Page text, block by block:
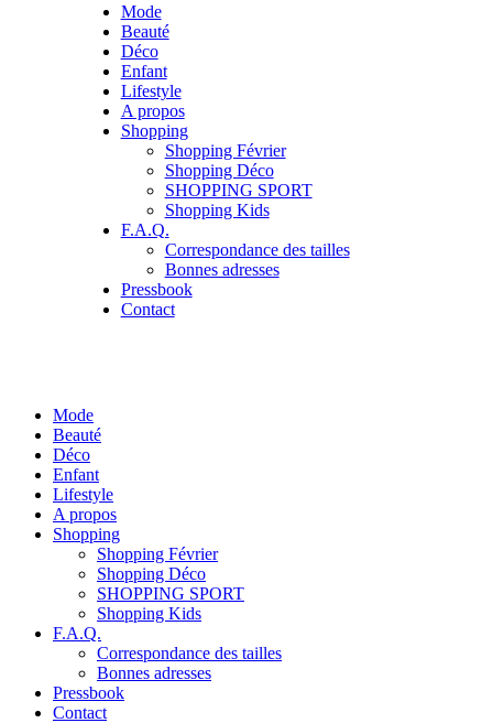
Mode
Beauté
Déco
Enfant
Lifestyle
A propos
Shopping
Shopping Février
Shopping Déco
SHOPPING SPORT
Shopping Kids
F.A.Q.
Correspondance des tailles
Bonnes adresses
Pressbook
Contact
Mode
Beauté
Déco
Enfant
Lifestyle
A propos
Shopping
Shopping Février
Shopping Déco
SHOPPING SPORT
Shopping Kids
F.A.Q.
Correspondance des tailles
Bonnes adresses
Pressbook
Contact